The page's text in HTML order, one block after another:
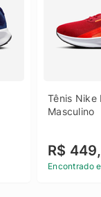
Tênis Nike
Masculino
R$
Encontrado